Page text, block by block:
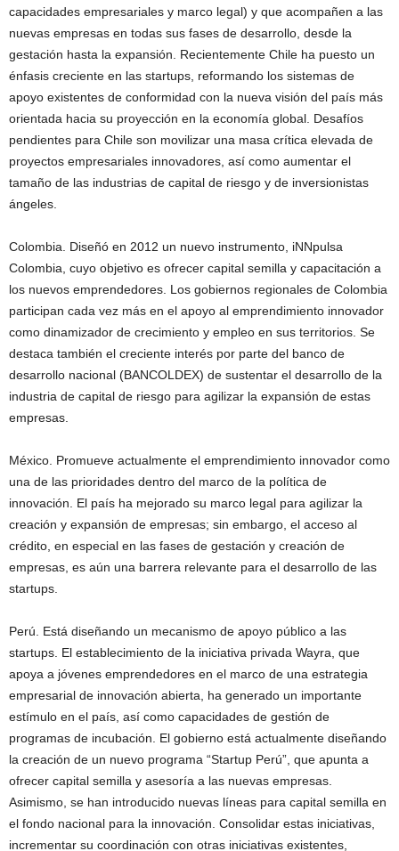
capacidades empresariales y marco legal) y que acompañen a las
nuevas empresas en todas sus fases de desarrollo, desde la
gestación hasta la expansión. Recientemente Chile ha puesto un
énfasis creciente en las startups, reformando los sistemas de
apoyo existentes de conformidad con la nueva visión del país más
orientada hacia su proyección en la economía global. Desafíos
pendientes para Chile son movilizar una masa crítica elevada de
proyectos empresariales innovadores, así como aumentar el
tamaño de las industrias de capital de riesgo y de inversionistas
ángeles.
Colombia. Diseñó en 2012 un nuevo instrumento, iNNpulsa
Colombia, cuyo objetivo es ofrecer capital semilla y capacitación a
los nuevos emprendedores. Los gobiernos regionales de Colombia
participan cada vez más en el apoyo al emprendimiento innovador
como dinamizador de crecimiento y empleo en sus territorios. Se
destaca también el creciente interés por parte del banco de
desarrollo nacional (BANCOLDEX) de sustentar el desarrollo de la
industria de capital de riesgo para agilizar la expansión de estas
empresas.
México. Promueve actualmente el emprendimiento innovador como
una de las prioridades dentro del marco de la política de
innovación. El país ha mejorado su marco legal para agilizar la
creación y expansión de empresas; sin embargo, el acceso al
crédito, en especial en las fases de gestación y creación de
empresas, es aún una barrera relevante para el desarrollo de las
startups.
Perú. Está diseñando un mecanismo de apoyo público a las
startups. El establecimiento de la iniciativa privada Wayra, que
apoya a jóvenes emprendedores en el marco de una estrategia
empresarial de innovación abierta, ha generado un importante
estímulo en el país, así como capacidades de gestión de
programas de incubación. El gobierno está actualmente diseñando
la creación de un nuevo programa “Startup Perú”, que apunta a
ofrecer capital semilla y asesoría a las nuevas empresas.
Asimismo, se han introducido nuevas líneas para capital semilla en
el fondo nacional para la innovación. Consolidar estas iniciativas,
incrementar su coordinación con otras iniciativas existentes,